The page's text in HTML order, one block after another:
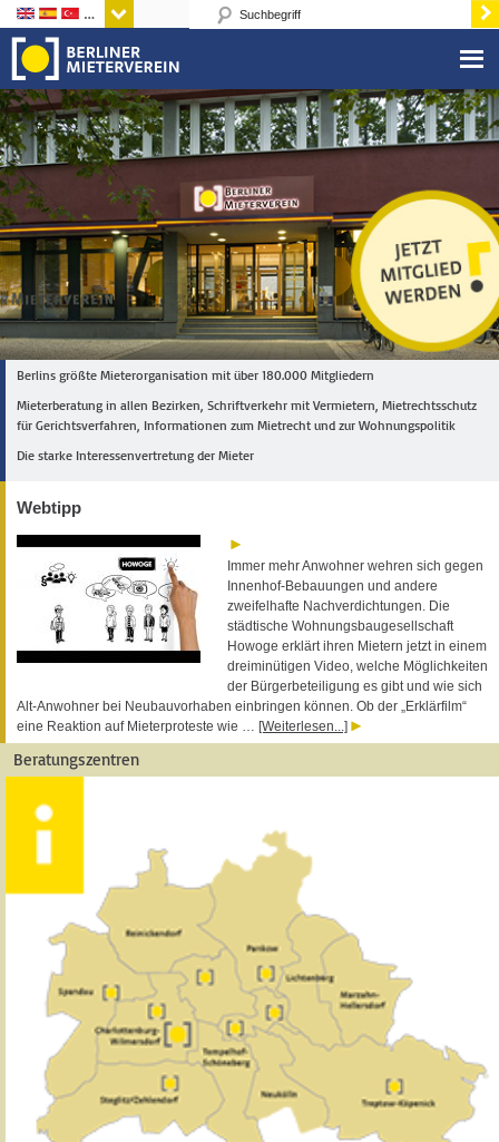
Sprachen
Berlins größte Mieterorganisation mit über 180.000 Mitgliedern
Mieterberatung in allen Bezirken, Schriftverkehr mit Vermietern, Mietrechtsschutz
für Gerichtsverfahren, Informationen zum Mietrecht und zur Wohnungspolitik
Die starke Interessenvertretung der Mieter
Webtipp
Immer mehr Anwohner wehren sich gegen
Innenhof-Bebauungen und andere
zweifelhafte Nachverdichtungen. Die
städtische Wohnungsbaugesellschaft
Howoge erklärt ihren Mietern jetzt in einem
dreiminütigen Video, welche Möglichkeiten
der Bürgerbeteiligung es gibt und wie sich
Alt-Anwohner bei Neubauvorhaben einbringen können. Ob der „Erklärfilm“
eine Reaktion auf Mieterproteste wie … [Weiterlesen...]
Beratungszentren